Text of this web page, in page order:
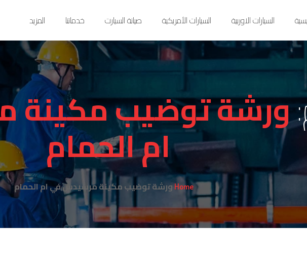
السيارات الاوربية السيارات الأمريكية صيانة السيارت خدماتنا المزيد
ورشة توضيب
ام الحمام
Homeورشة توضيب مكينة مرسيدس في ام الحمام